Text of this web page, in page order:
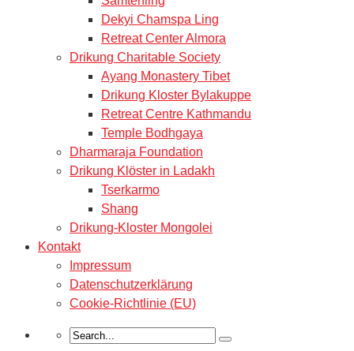
Dekyi Chamspa Ling
Retreat Center Almora
Drikung Charitable Society
Ayang Monastery Tibet
Drikung Kloster Bylakuppe
Retreat Centre Kathmandu
Temple Bodhgaya
Dharmaraja Foundation
Drikung Klöster in Ladakh
Tserkarmo
Shang
Drikung-Kloster Mongolei
Kontakt
Impressum
Datenschutzerklärung
Cookie-Richtlinie (EU)